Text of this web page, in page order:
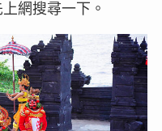
網搜尋一下。